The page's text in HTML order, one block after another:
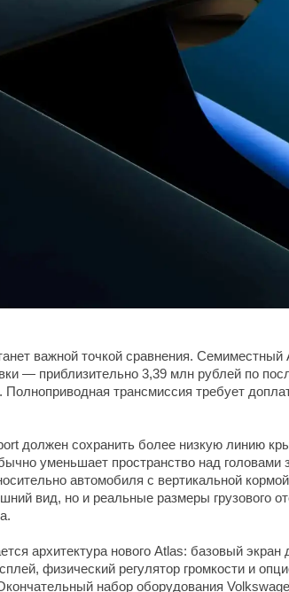
важной точкой сравнения.
— приблизительно 3,39 млн рублей по
Полноприводная трансмиссия требует
должен сохранить более низкую линию
уменьшает пространство над
автомобиля с вертикальной
вид, но и реальные размеры грузового
архитектура нового Atlas: базовый
физический регулятор громкости и
набор оборудования